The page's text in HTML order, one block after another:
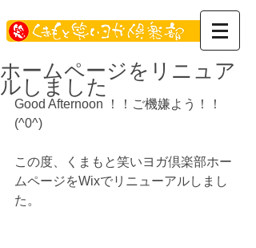
ホームページをリニュア
ルしました
Good Afternoon ！！ご機嫌よう！！
(^0^)
この度、くまもと笑いヨガ倶楽部ホー
ムページをWixでリニューアルしまし
た。